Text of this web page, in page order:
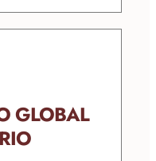
GLOBAL